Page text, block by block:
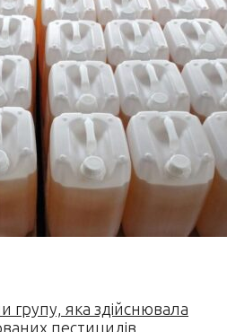
групу, яка здійснювала
пестицидів